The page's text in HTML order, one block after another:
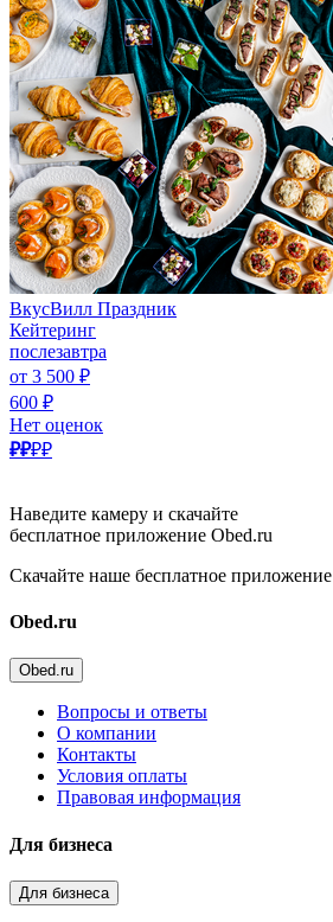
ВкусВилл Праздник
Кейтеринг
послезавтра
от 3 500 ₽
600 ₽
Нет оценок
₽₽₽₽
Наведите камеру и скачайте
бесплатное приложение Obed.ru
Скачайте наше бесплатное приложение
Obed.ru
Obed.ru
Вопросы и ответы
О компании
Контакты
Условия оплаты
Правовая информация
Для бизнеса
Для бизнеса